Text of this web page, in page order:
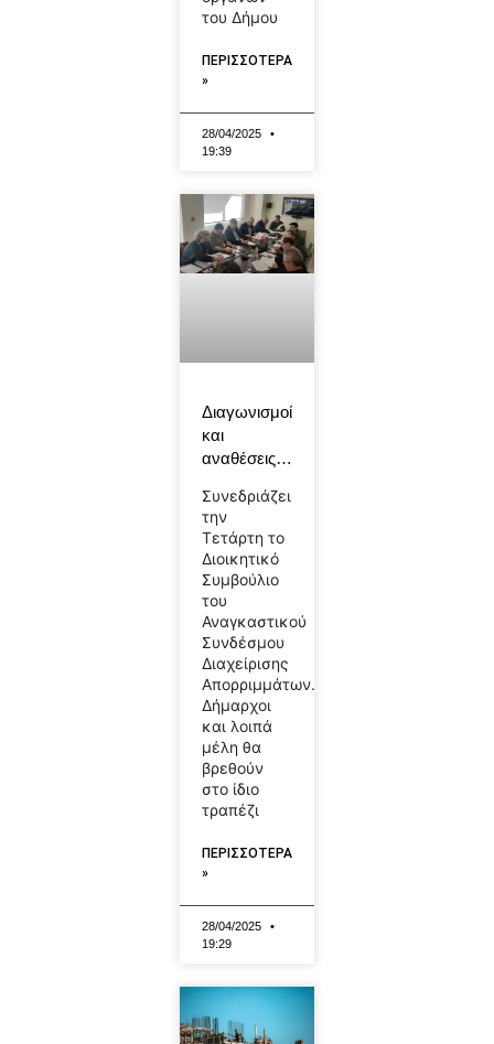
του Δήμου
ΠΕΡΙΣΣΟΤΕΡΑ
»
28/04/2025
19:39
Διαγωνισμοί
και
αναθέσεις…
Συνεδριάζει
την
Τετάρτη το
Διοικητικό
Συμβούλιο
του
Αναγκαστικού
Συνδέσμου
Διαχείρισης
Απορριμμάτων.
Δήμαρχοι
και λοιπά
μέλη θα
βρεθούν
στο ίδιο
τραπέζι
ΠΕΡΙΣΣΟΤΕΡΑ
»
28/04/2025
19:29